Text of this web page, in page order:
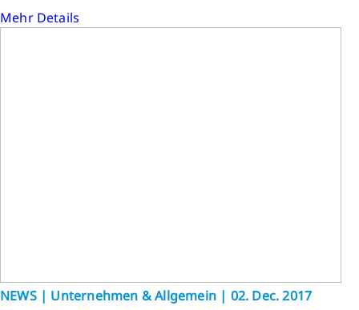
Mehr Details
NEWS | Unternehmen & Allgemein | 02. Dec. 2017